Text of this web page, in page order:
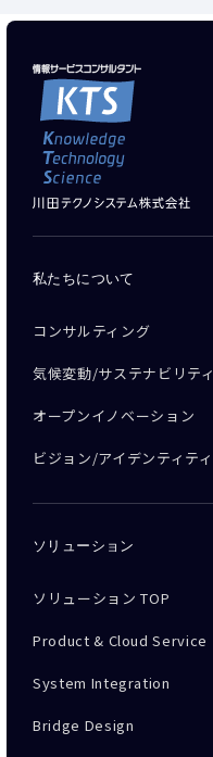
私たちについて
コンサルティング
気候変動/サステナビリティ
オープンイノベーション
ビジョン/アイデンティティ
ソリューション
ソリューション TOP
Product & Cloud Service
System Integration
Bridge Design